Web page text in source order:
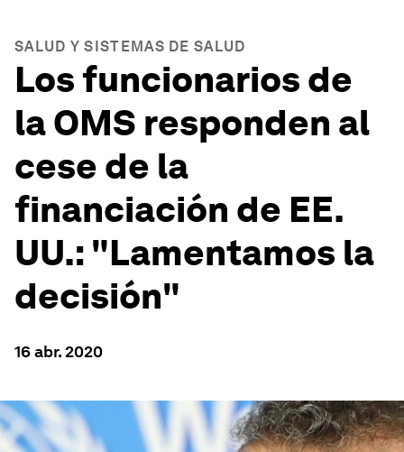
SALUD Y SISTEMAS DE SALUD
Los funcionarios de
la OMS responden al
cese de la
financiación de EE.
UU.: "Lamentamos la
decisión"
16 abr. 2020